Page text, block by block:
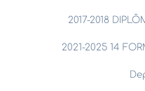
2017-2018
2021-2025 14